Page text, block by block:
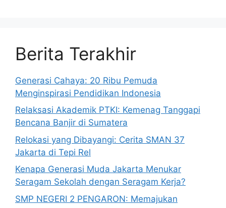
Berita Terakhir
Generasi Cahaya: 20 Ribu Pemuda
Menginspirasi Pendidikan Indonesia
Relaksasi Akademik PTKI: Kemenag Tanggapi
Bencana Banjir di Sumatera
Relokasi yang Dibayangi: Cerita SMAN 37
Jakarta di Tepi Rel
Kenapa Generasi Muda Jakarta Menukar
Seragam Sekolah dengan Seragam Kerja?
SMP NEGERI 2 PENGARON: Memajukan